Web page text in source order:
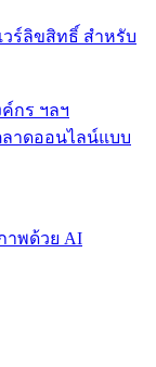
กร ฯลฯ